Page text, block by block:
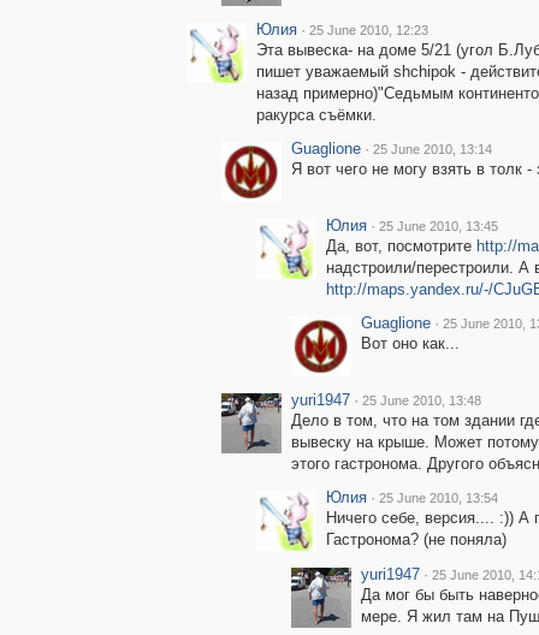
Юлия · 25 June 2010, 12:23
Эта вывеска- на доме 5/21 (угол
пишет уважаемый shchipok -
назад примерно)"Седьмым
ракурса съёмки.
Guaglione · 25 June 2010, 13:14
Я вот чего не могу взять в толк
Юлия · 25 June 2010, 13:45
Да, вот, посмотрите http://
надстроили/перестроили. А
http://maps.yandex.ru/-/
Guaglione · 25 June 2010,
Вот оно как...
yuri1947 · 25 June 2010, 13:48
Дело в том, что на том здании
вывеску на крыше. Может
этого гастронома. Другого
Юлия · 25 June 2010, 13:54
Ничего себе, версия.... :)) А
Гастронома? (не поняла)
yuri1947 · 25 June 2010,
Да мог бы быть
мере. Я жил там на